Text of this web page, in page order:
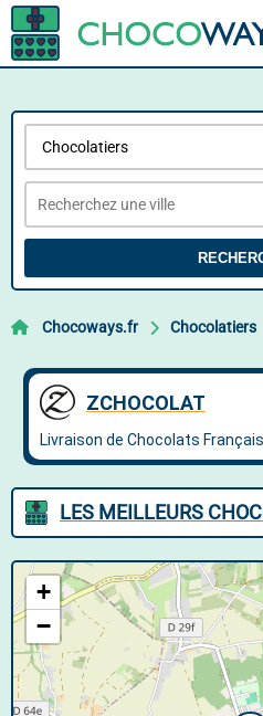
Chocoways.fr Chocolatiers
LES MEILLEURS
+
−